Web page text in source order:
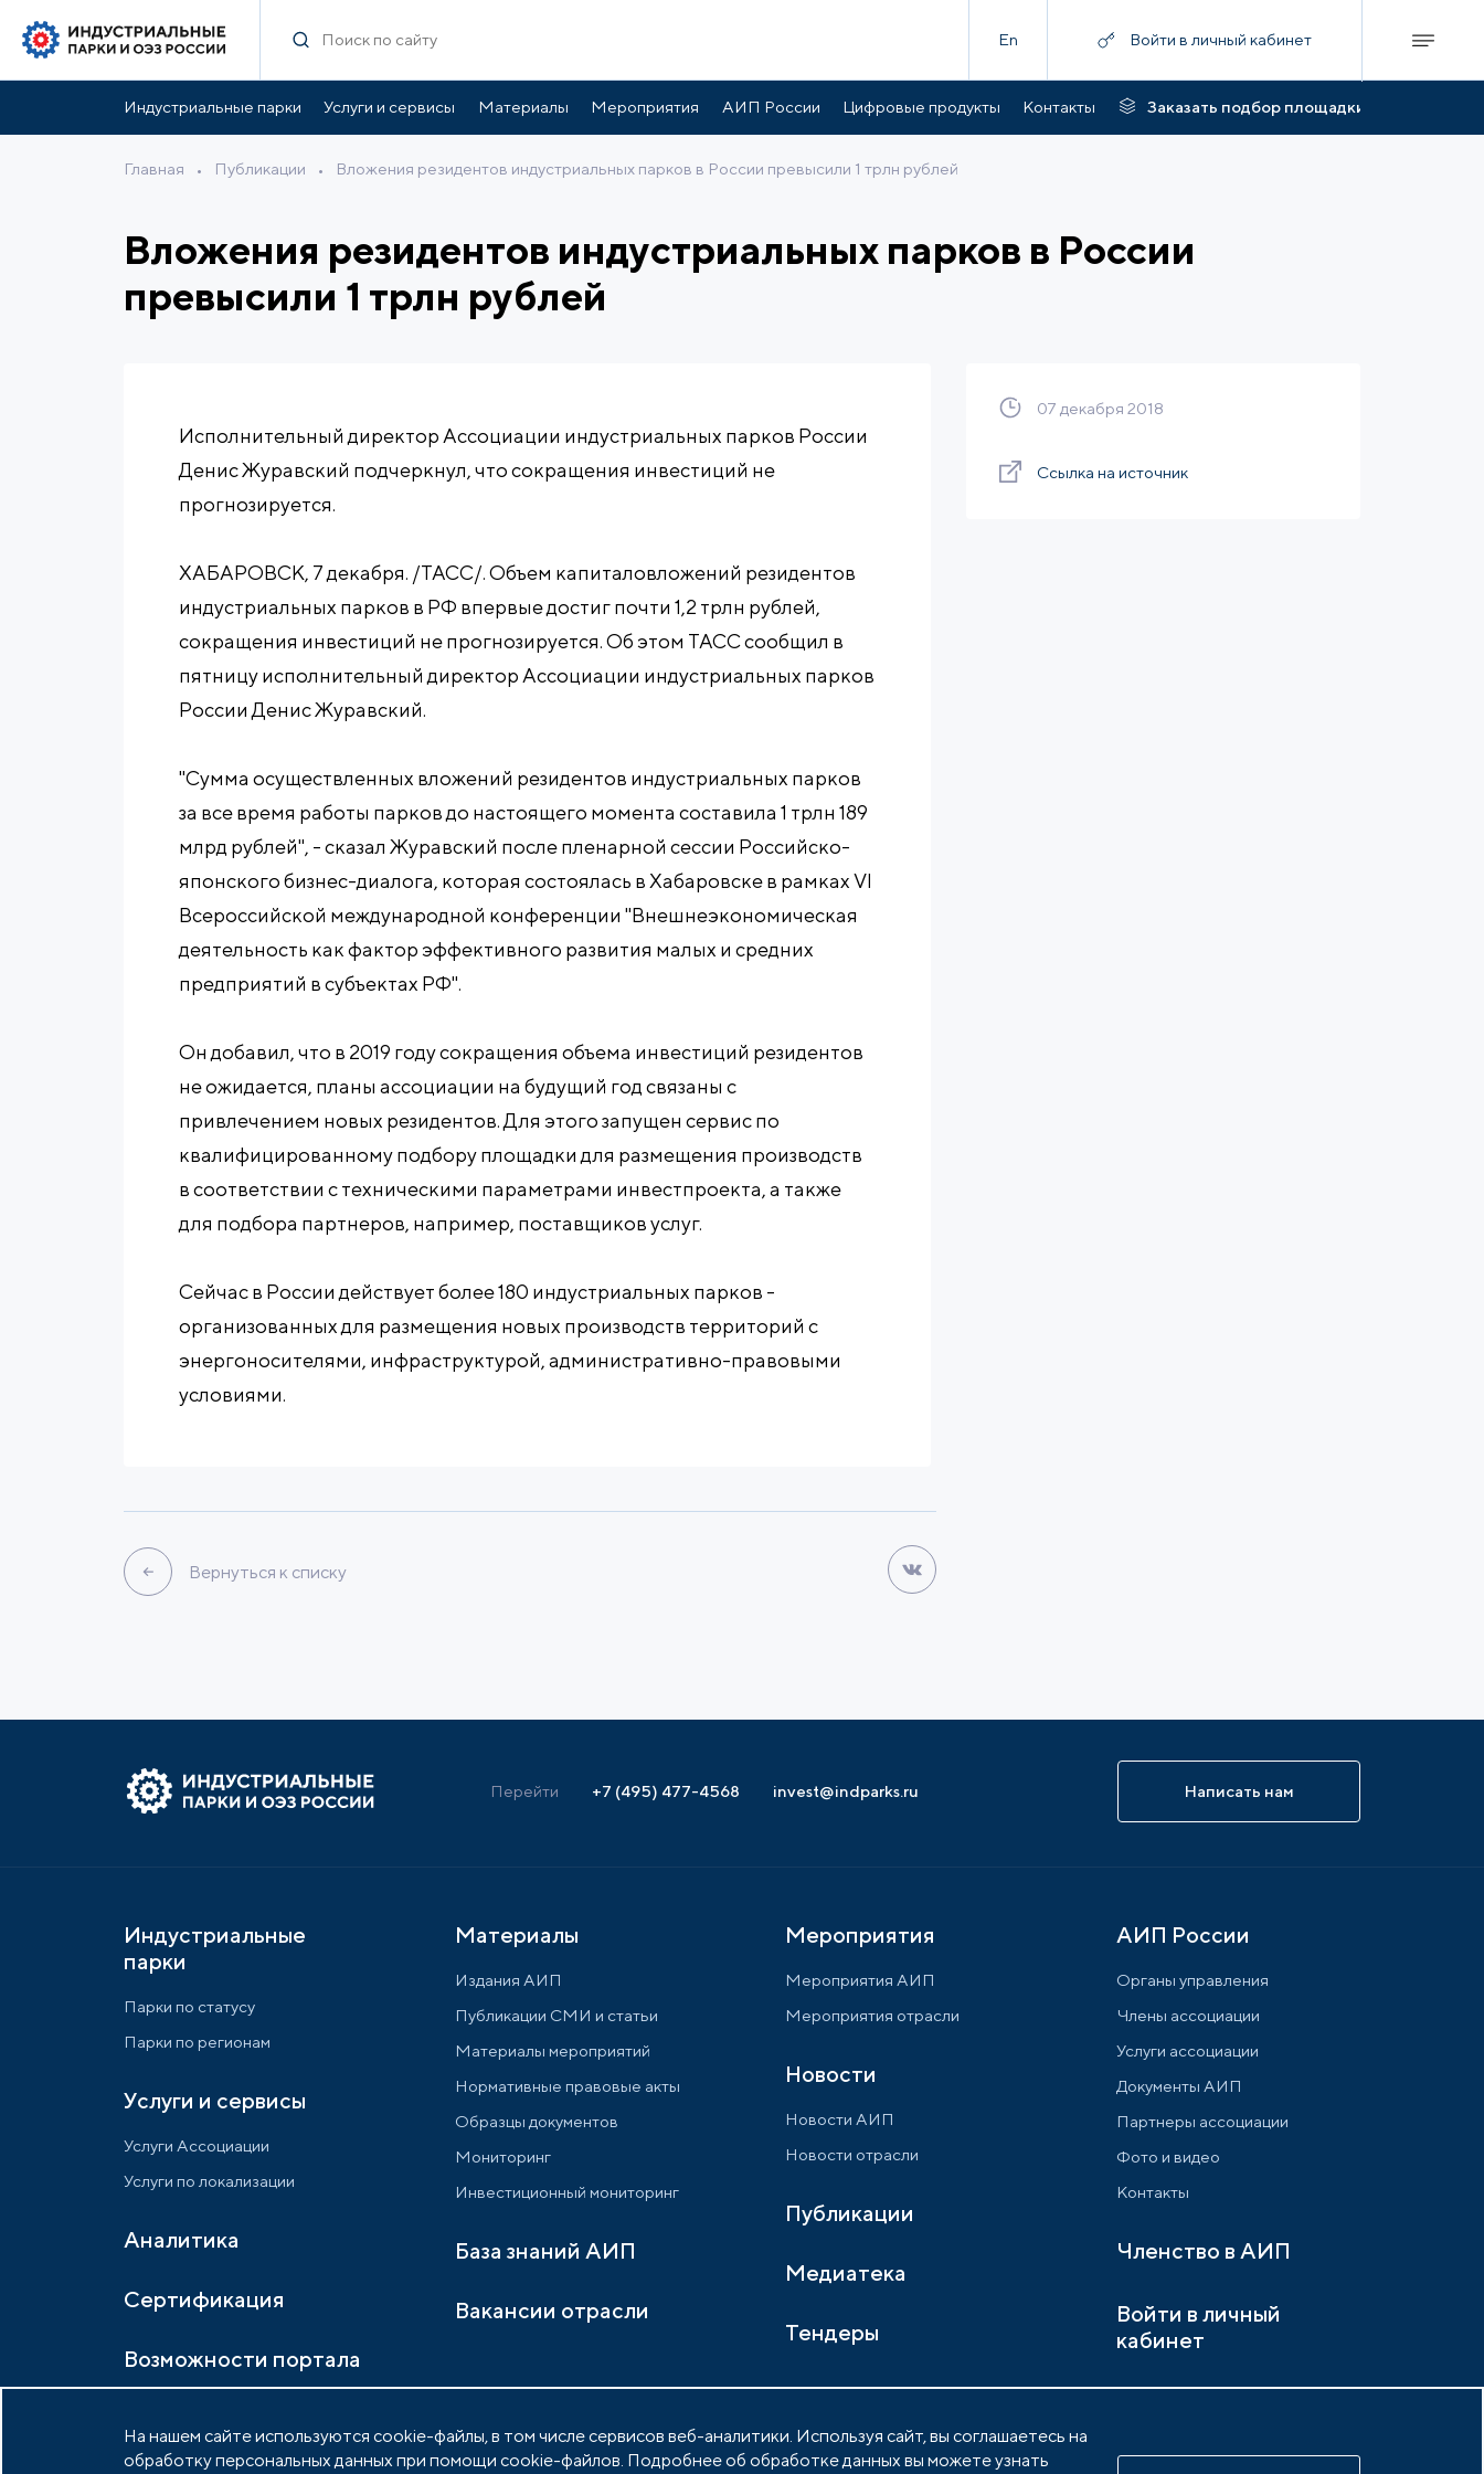
En Войти в личный кабинет
Индустриальные парки Услуги и сервисы Материалы Мероприятия АИП России Цифровые продукты Контакты Заказать подбор площадки
Главная • Публикации • Вложения резидентов индустриальных парков в России превысили 1 трлн рублей
Вложения резидентов индустриальных парков в России
превысили 1 трлн рублей
Исполнительный директор Ассоциации индустриальных парков России
Денис Журавский подчеркнул, что сокращения инвестиций не
прогнозируется.
ХАБАРОВСК, 7 декабря. /ТАСС/. Объем капиталовложений резидентов
индустриальных парков в РФ впервые достиг почти 1,2 трлн рублей,
сокращения инвестиций не прогнозируется. Об этом ТАСС сообщил в
пятницу исполнительный директор Ассоциации индустриальных парков
России Денис Журавский.
"Сумма осуществленных вложений резидентов индустриальных парков
за все время работы парков до настоящего момента составила 1 трлн 189
млрд рублей", - сказал Журавский после пленарной сессии Российско-
японского бизнес-диалога, которая состоялась в Хабаровске в рамках VI
Всероссийской международной конференции "Внешнеэкономическая
деятельность как фактор эффективного развития малых и средних
предприятий в субъектах РФ".
Он добавил, что в 2019 году сокращения объема инвестиций резидентов
не ожидается, планы ассоциации на будущий год связаны с
привлечением новых резидентов. Для этого запущен сервис по
квалифицированному подбору площадки для размещения производств
в соответствии с техническими параметрами инвестпроекта, а также
для подбора партнеров, например, поставщиков услуг.
Сейчас в России действует более 180 индустриальных парков -
организованных для размещения новых производств территорий с
энергоносителями, инфраструктурой, административно-правовыми
условиями.
07 декабря 2018
Ссылка на источник
Вернуться к списку
Перейти +7 (495) 477-4568 invest@indparks.ru Написать нам
Индустриальные
парки
Парки по статусу
Парки по регионам
Услуги и сервисы
Услуги Ассоциации
Услуги по локализации
Аналитика
Сертификация
Возможности портала
Материалы
Издания АИП
Публикации СМИ и статьи
Материалы мероприятий
Нормативные правовые акты
Образцы документов
Мониторинг
Инвестиционный мониторинг
База знаний АИП
Вакансии отрасли
Мероприятия
Мероприятия АИП
Мероприятия отрасли
Новости
Новости АИП
Новости отрасли
Публикации
Медиатека
Тендеры
АИП России
Органы управления
Члены ассоциации
Услуги ассоциации
Документы АИП
Партнеры ассоциации
Фото и видео
Контакты
Членство в АИП
Войти в личный
кабинет
На нашем сайте используются cookie-файлы, в том числе сервисов веб-аналитики. Используя сайт, вы соглашаетесь на
обработку персональных данных при помощи cookie-файлов. Подробнее об обработке данных вы можете узнать